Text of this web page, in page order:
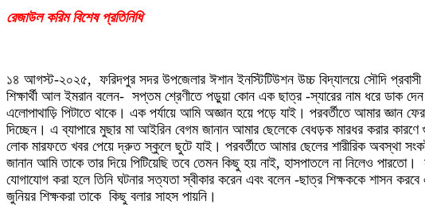
রেজাউল করিম বিশেষ প্রতিনিধি
১৪ আগস্ট-২০২৫, ফরিদপুর সদর উপজেলার ঈশান ইনস্টিটিউশন উচ্চ বিদ্যালয়ে সৌদি
শিক্ষার্থী আল ইমরান বলেন- সপ্তম শ্রেণীতে পড়ুয়া কোন এক ছাত্র -স্যারের নাম ধরে ডাক
এলোপাথাড়ি পিটাতে থাকে। এক পর্যায়ে আমি অজ্ঞান হয়ে পড়ে যাই। পরবর্তীতে আমার জ্ঞান
দিচ্ছেন। এ ব্যাপারে মুছার মা আইরিন বেগম জানান আমার ছেলেকে বেধড়ক মারধর করার
লোক মারফতে খবর পেয়ে দ্রুত স্কুলে ছুটে যাই। পরবর্তীতে আমার ছেলের শারীরিক অবস্থা
জানান আমি তাকে তার দিয়ে পিটিয়েছি তবে তেমন কিছু হয় নাই, হাসপাতলে না নিলেও
যোগাযোগ করা হলে তিনি ঘটনার সত্যতা স্বীকার করেন এবং বলেন -ছাত্র শিক্ষককে শাসন
জুনিয়র শিক্ষকরা তাকে কিছু বলার সাহস পায়নি।